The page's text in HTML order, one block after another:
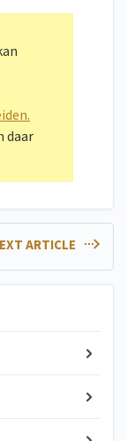
daar
ARTICLE